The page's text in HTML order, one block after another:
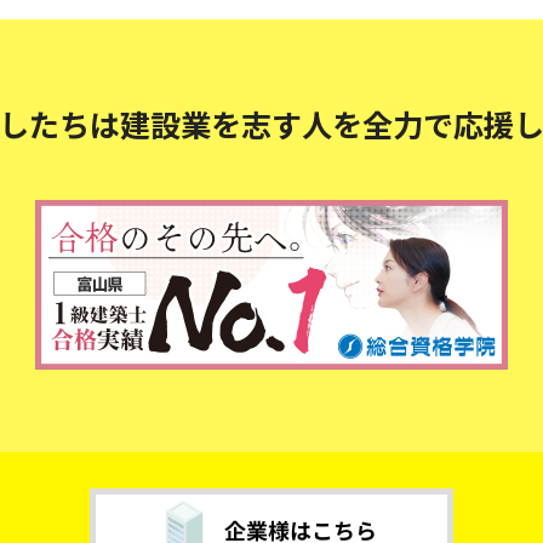
たちは建設業を志す人を全力で応援